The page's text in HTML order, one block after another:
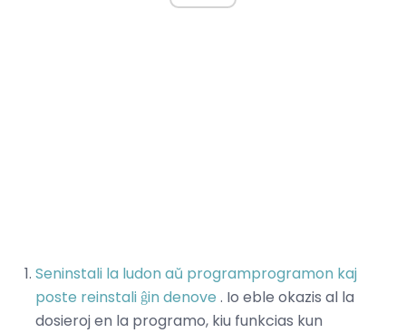
Seninstali la ludon aŭ programprogramon kaj
poste reinstali ĝin denove . Io eble okazis al la
dosieroj en la programo, kiu funkcias kun